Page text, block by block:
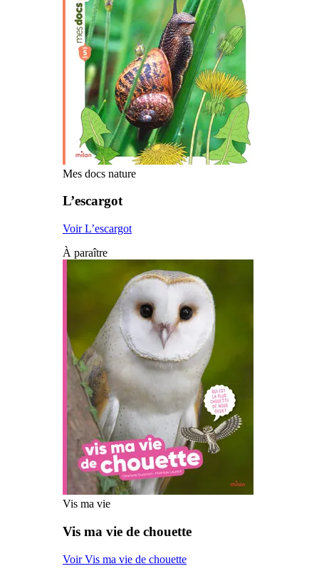
Mes docs nature
L’escargot
Voir L’escargot
À paraître
Vis ma vie
Vis ma vie de chouette
Voir Vis ma vie de chouette